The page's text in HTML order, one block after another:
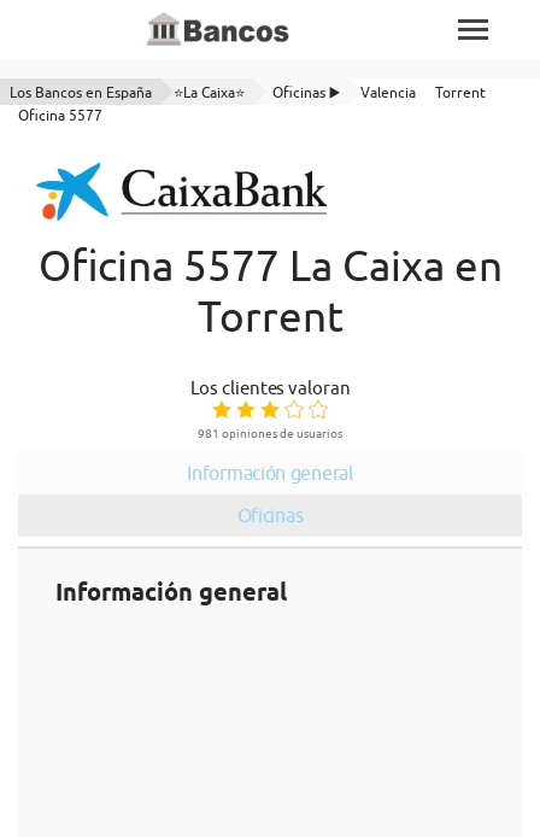
Los Bancos en España ⭐La Caixa⭐ Oficinas ▶️ Valencia
Torrent
Oficina 5577
Oficina 5577 La Caixa en
Torrent
Los clientes valoran
981 opiniones de usuarios
Información general
Oficinas
Información general